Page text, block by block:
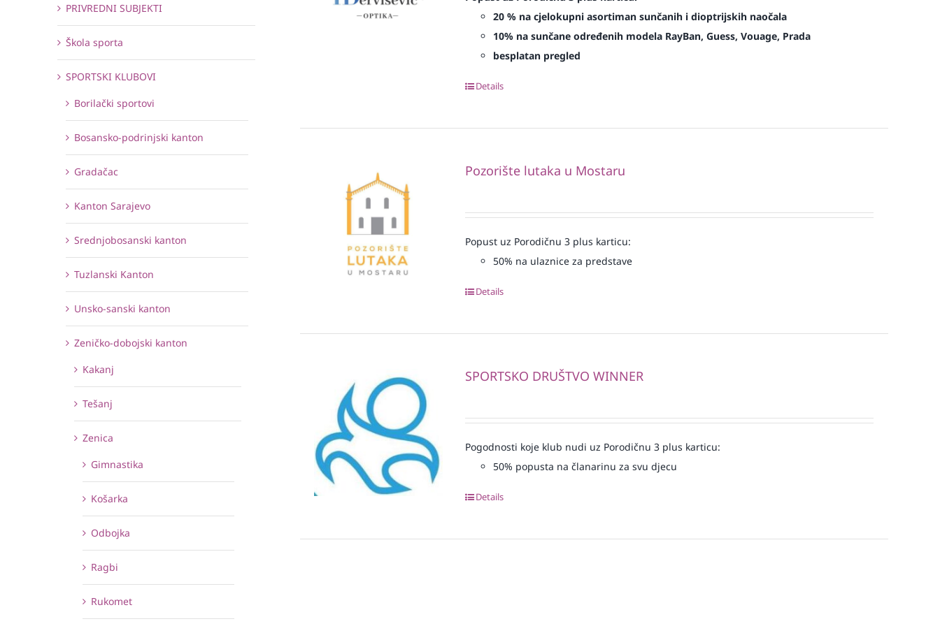
20 % na cjelokupni asortiman sunčanih i dioptrijskih naočala
10% na sunčane određenih modela RayBan, Guess, Vouage, Prada
besplatan pregled
Details
Pozorište lutaka u Mostaru
Popust uz Porodičnu 3 plus karticu:
50% na ulaznice za predstave
Details
SPORTSKO DRUŠTVO WINNER
Pogodnosti koje klub nudi uz Porodičnu 3 plus karticu:
50% popusta na članarinu za svu djecu
Details
PRIVREDNI SUBJEKTI
Škola sporta
SPORTSKI KLUBOVI
Borilački sportovi
Bosansko-podrinjski kanton
Gradačac
Kanton Sarajevo
Srednjobosanski kanton
Tuzlanski Kanton
Unsko-sanski kanton
Zeničko-dobojski kanton
Kakanj
Tešanj
Zenica
Gimnastika
Košarka
Odbojka
Ragbi
Rukomet